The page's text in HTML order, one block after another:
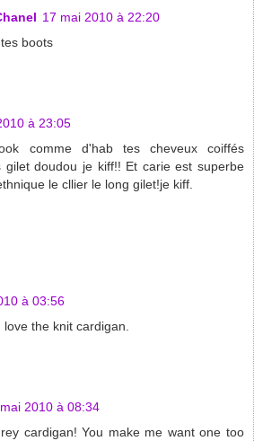
17 mai 2010 à 22:20
boots
à 23:05
comme d'hab tes cheveux coiffés
gilet doudou je kiff!! Et carie est superbe
le cllier le long gilet!je kiff.
à 03:56
the knit cardigan.
2010 à 08:34
cardigan! You make me want one too